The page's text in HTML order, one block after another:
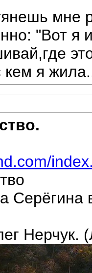
мне
"Вот я
я
Нерчук.